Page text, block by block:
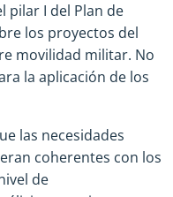
pilar I del Plan de
los proyectos del
movilidad militar. No
la aplicación de los
las necesidades
coherentes con los
de